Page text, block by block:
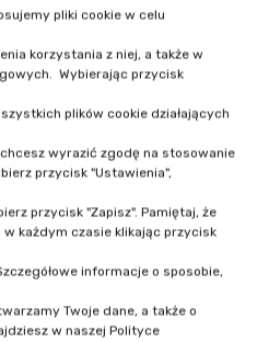
pliki cookie w celu
korzystania z niej, a także w
Wybierając przycisk
plików cookie działających
wyrazić zgodę na stosowanie
przycisk "Ustawienia",
przycisk "Zapisz". Pamiętaj, że
każdym czasie klikając przycisk
informacje o sposobie,
Twoje dane, a także o
w naszej Polityce
oraz